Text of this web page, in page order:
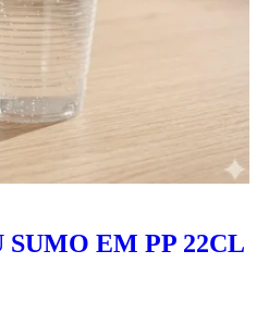
SUMO EM PP 22CL